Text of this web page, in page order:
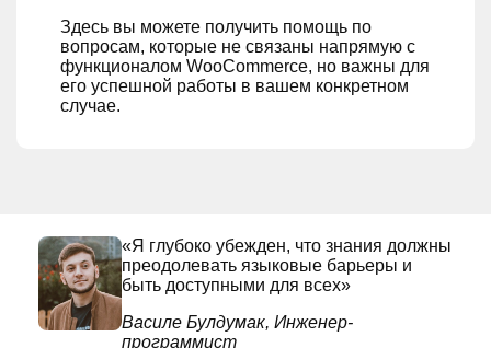
Здесь вы можете получить помощь по
вопросам, которые не связаны напрямую с
функционалом WooCommerce, но важны для
его успешной работы в вашем конкретном
случае.
«Я глубоко убежден, что знания должны
преодолевать языковые барьеры и
быть доступными для всех»
Василе Булдумак, Инженер-
программист